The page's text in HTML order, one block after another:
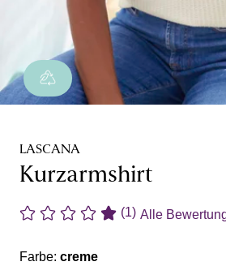
LASCANA
Kurzarmshirt
(1) Alle
Farbe: creme